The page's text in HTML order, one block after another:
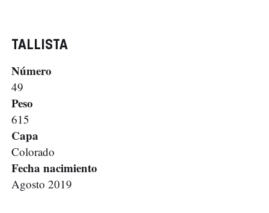
TALLISTA
Número
49
Peso
615
Capa
Colorado
Fecha nacimiento
Agosto 2019